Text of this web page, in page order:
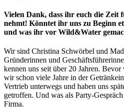
Vielen Dank, dass ihr euch die Zeit
nehmt! Könntet ihr uns zu Beginn
und was ihr vor Wild&Water
Wir sind Christina Schwörbel und
Gründerinnen und
kennen uns seit über 20 Jahren.
wir schon viele Jahre in der
Vertrieb unterwegs und haben uns
getroffen. Und was als Party-
Firma.